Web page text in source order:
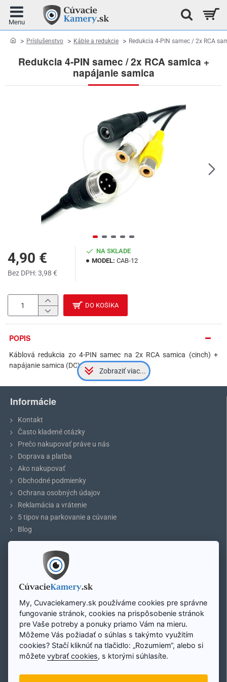
Redukcia 4-PIN samec / 2x RCA samica +
napájanie samica
homePríslušenstvo Káble a redukcie Redukcia 4-PIN samec / 2x RCA
4,90 €
Bez DPH: 3,98 €
NA SKLADE
MODEL: CAB-12
DO KOŠÍKA
POPIS
Káblová redukcia zo 4-PIN samec na 2x RCA samica (cinch) +
napájanie samica (DC).
Informácie
Kontakt
Často kladené otázky
Prečo nakupovať práve u nás
Doprava a platba
Ako nakupovať
Obchodné podmienky
Ochrana osobných údajov
Reklamácia a vrátenie
5 tipov na parkovanie a cúvanie
Blog
Môj účet
Registrácia účtu
Mapa stránky
Zavolajte nám:
Pon - Pi: 8:00 - 16:00
+421 948 298 228
E-mail:
My, Cuvaciekamery.sk používáme cookies pre správne
fungovanie stránok, cookies na prispôsobenie stránok
pre Vaše potreby a ponuky priamo Vám na mieru.
Môžeme Vás požiadať o súhlas s takýmto využitím
cookies? Stačí kliknúť na tlačidlo: „Rozumiem“, alebo si
môžetevybrať cookies, s ktorými súhlasíte.